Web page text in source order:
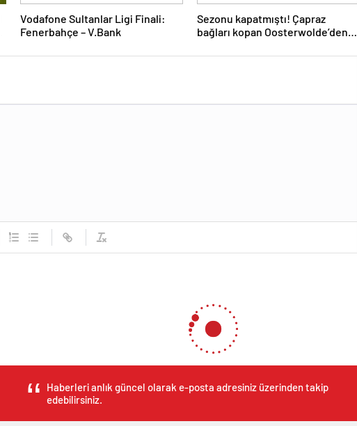
Vodafone Sultanlar Ligi Finali:
Fenerbahçe – V.Bank
Sezonu kapatmıştı! Çapraz
bağları kopan Oosterwolde’den
Haberleri anlık güncel olarak e-posta adresiniz üzerinden takip
edebilirsiniz.